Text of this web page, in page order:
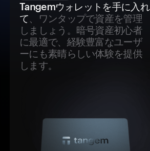
Tangemウォレットを手に入れ
て、ワンタップで資産を管理
しましょう。暗号資産初心者
に最適で、経験豊富なユーザ
ーにも素晴らしい体験を提供
します。